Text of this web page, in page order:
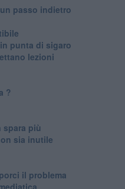
passo indietro
punta di sigaro
lezioni
?
spara più
sia inutile
il problema